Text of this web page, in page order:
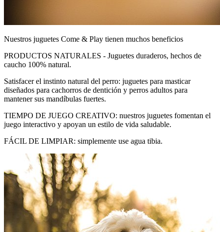
Nuestros juguetes Come & Play tienen muchos beneficios
PRODUCTOS NATURALES - Juguetes duraderos, hechos de
caucho 100% natural.
Satisfacer el instinto natural del perro: juguetes para masticar
diseñados para cachorros de dentición y perros adultos para
mantener sus mandíbulas fuertes.
TIEMPO DE JUEGO CREATIVO: nuestros juguetes fomentan el
juego interactivo y apoyan un estilo de vida saludable.
FÁCIL DE LIMPIAR: simplemente use agua tibia.